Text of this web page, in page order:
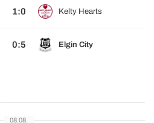
1:0 Kelty Hearts
0:5 Elgin City
08.08.